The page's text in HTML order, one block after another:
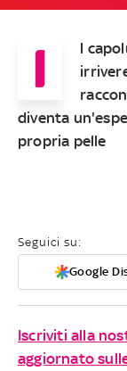
I
l
diventa
propria pelle
Seguici su:
Google
Iscriviti alla
aggiornato